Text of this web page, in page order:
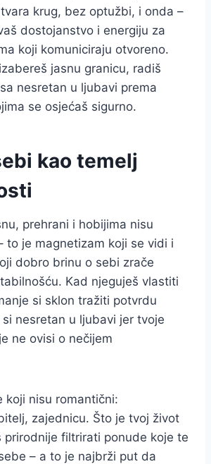
krug, bez optužbi, i onda –
dostojanstvo i energiju za
koji komuniciraju otvoreno.
jasnu granicu, radiš
nesretan u ljubavi prema
se osjećaš sigurno.
kao temelj
prehrani i hobijima nisu
to je magnetizam koji se vidi i
dobro brinu o sebi zrače
Kad njeguješ vlastiti
si sklon tražiti potvrdu
nesretan u ljubavi jer tvoje
ne ovisi o nečijem
koji nisu romantični:
zajednicu. Što je tvoj život
prirodnije filtrirati ponude koje te
– a to je najbrži put da